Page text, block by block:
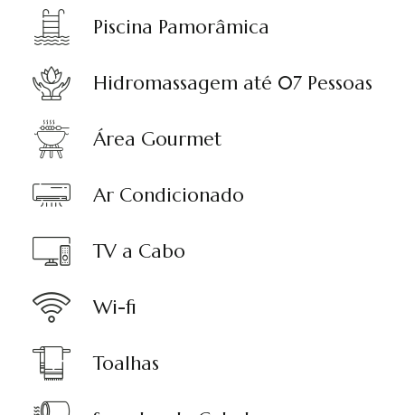
Piscina Pamorâmica
Hidromassagem até 07 Pessoas
Área Gourmet
Ar Condicionado
TV a Cabo
Wi-fi
Toalhas